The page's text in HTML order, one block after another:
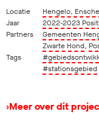
Locatie
Hengelo,
Jaar
2022-2023
Partners
Gemeenten
Zwarte Hond,
Tags
#stationsgebied
›Meer over dit